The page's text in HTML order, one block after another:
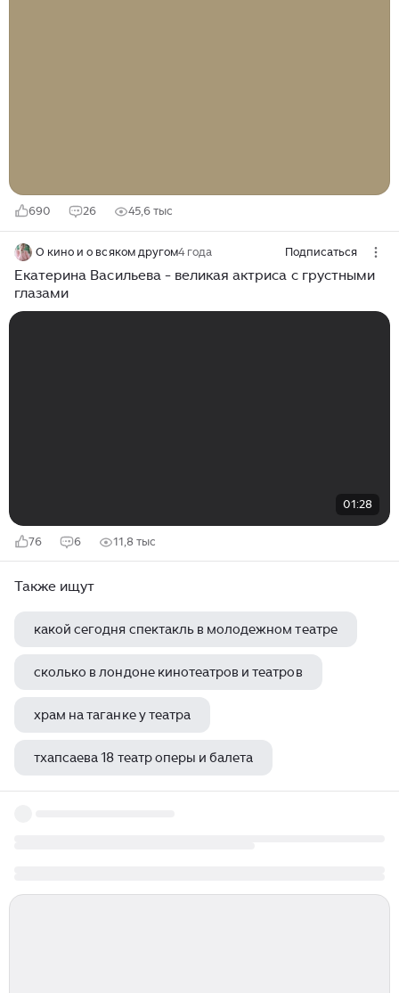
690 26 45,6 тыс
О кино и о всяком другом4 года Подписаться
Екатерина Васильева - великая актриса с грустными
глазами
01:28
76 6 11,8 тыс
Также ищут
какой сегодня спектакль в молодежном театре
сколько в лондоне кинотеатров и театров
храм на таганке у театра
тхапсаева 18 театр оперы и балета